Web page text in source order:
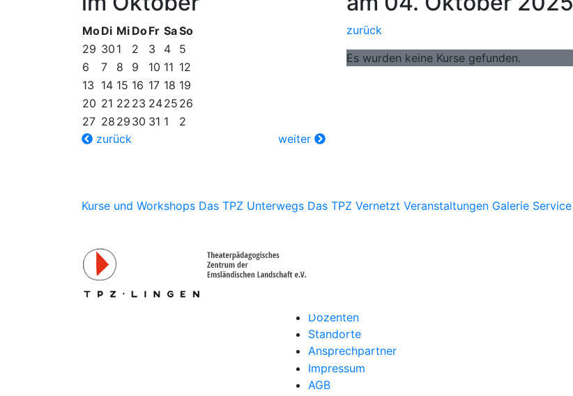
MoDi Mi DoFr SaSo
29 30 1 2 3 4
5
6
7 8 9 10 11 12
13 14 15 16 17 18 19
20 21 22 23 2425 26
27 28 29 30 31 1
2
zurück
weiter
zurück
Es wurden keine Kurse gefunden.
Kurse und Workshops Das TPZ Unterwegs Das TPZ Vernetzt Veranstaltungen Galerie Service
Dozenten
Standorte
Ansprechpartner
Impressum
AGB